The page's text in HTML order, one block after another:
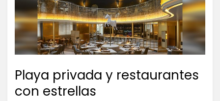
Playa privada y restaurantes
con estrellas